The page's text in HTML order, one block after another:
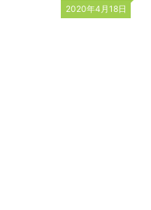
2020年4月18日